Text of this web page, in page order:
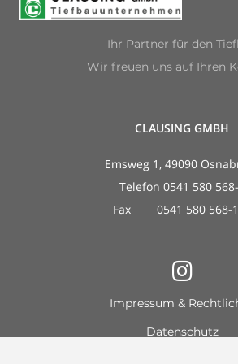
Ihr Partner für den
Wir freuen uns auf Ihren
CLAUSING GMBH
Emsweg 1, 49090
Telefon 0541 580
Fax 0541 580 568-
Impressum &
Datenschutz